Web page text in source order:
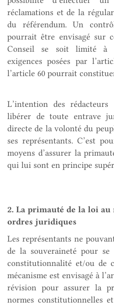
réclamations et de la
du référendum. Un
pourrait être envisagé sur
Conseil se soit limité à
exigences posées par
l’article 60 pourrait
L’intention des
libérer de toute entrave
directe de la volonté du
ses représentants. C’est
moyens d’assurer la
qui lui sont en principe
2. La primauté de la loi
ordres juridiques
Les représentants ne
de la souveraineté pour
constitutionnalité et/ou de
mécanisme est envisagé à
révision pour assurer la
normes constitutionnelles